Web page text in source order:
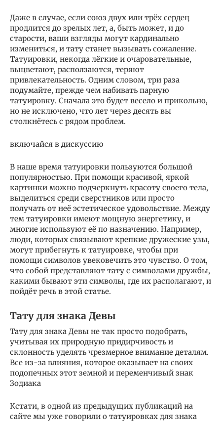
Даже в случае, если союз двух или трёх сердец
продлится до зрелых лет, а, быть может, и до
старости, ваши взгляды могут кардинально
измениться, и тату станет вызывать сожаление.
Татуировки, некогда лёгкие и очаровательные,
выцветают, расползаются, теряют
привлекательность. Одним словом, три раза
подумайте, прежде чем набивать парную
татуировку. Сначала это будет весело и прикольно,
но не исключено, что лет через десять вы
столкнётесь с рядом проблем.
включайся в дискуссию
В наше время татуировки пользуются большой
популярностью. При помощи красивой, яркой
картинки можно подчеркнуть красоту своего тела,
выделиться среди сверстников или просто
получать от неё эстетическое удовольствие. Между
тем татуировки имеют мощную энергетику, и
многие используют её по назначению. Например,
люди, которых связывают крепкие дружеские узы,
могут прибегнуть к татуировке, чтобы при
помощи символов увековечить это чувство. О том,
что собой представляют тату с символами дружбы,
какими бывают эти символы, где их располагают, и
пойдёт речь в этой статье.
Тату для знака Девы
Тату для знака Девы не так просто подобрать,
учитывая их природную придирчивость и
склонность уделять чрезмерное внимание деталям.
Все из-за влияния, которое оказывает на своих
подопечных этот земной и переменчивый знак
Зодиака
Кстати, в одной из предыдущих публикаций на
сайте мы уже говорили о татуировках для знака